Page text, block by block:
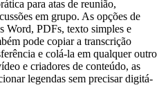
para atas de reunião,
em grupo. As opções de
Word, PDFs, texto simples e
pode copiar a transcrição
e colá-la em qualquer outro
e criadores de conteúdo, as
legendas sem precisar digitá-